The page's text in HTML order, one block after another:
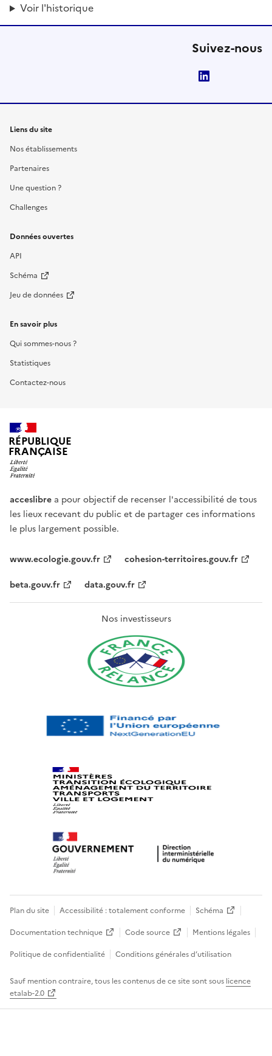
Voir l'historique
Suivez-nous
Liens du site
Nos établissements
Partenaires
Une question ?
Challenges
Données ouvertes
API
Schéma
Jeu de données
En savoir plus
Qui sommes-nous ?
Statistiques
Contactez-nous
RÉPUBLIQUE
FRANÇAISE
acceslibre a pour objectif de recenser l'accessibilité de tous
les lieux recevant du public et de partager ces informations
le plus largement possible.
www.ecologie.gouv.fr
cohesion-territoires.gouv.fr
beta.gouv.fr
data.gouv.fr
Nos investisseurs
Plan du site Accessibilité : totalement conforme
Schéma
Documentation technique
Code source
Mentions légales
Politique de confidentialité
Conditions générales d’utilisation
Sauf mention contraire, tous les contenus de ce site sont sous licence
etalab-2.0